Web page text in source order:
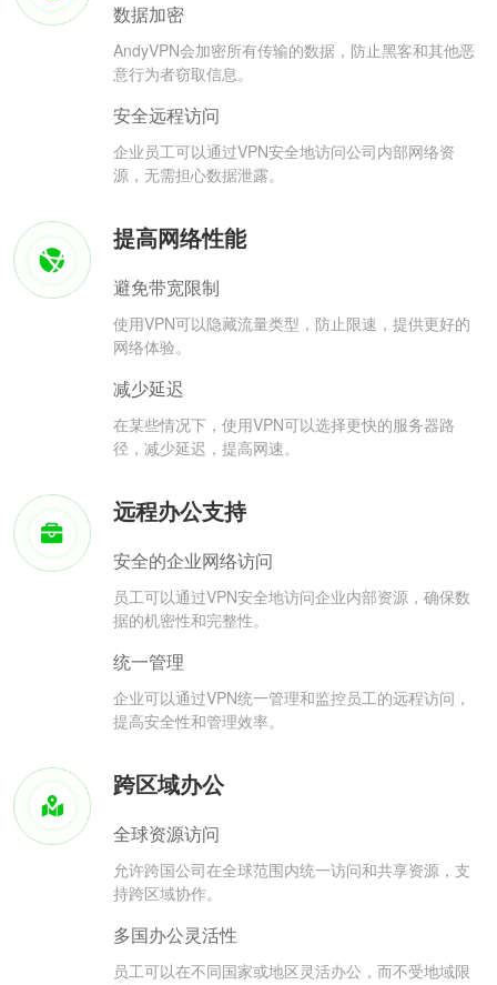
数据加密
AndyVPN会加密所有传输的数据，防止黑客和其他恶
意行为者窃取信息。
安全远程访问
企业员工可以通过VPN安全地访问公司内部网络资
源，无需担心数据泄露。
提高网络性能
避免带宽限制
使用VPN可以隐藏流量类型，防止限速，提供更好的
网络体验。
减少延迟
在某些情况下，使用VPN可以选择更快的服务器路
径，减少延迟，提高网速。
远程办公支持
安全的企业网络访问
员工可以通过VPN安全地访问企业内部资源，确保数
据的机密性和完整性。
统一管理
企业可以通过VPN统一管理和监控员工的远程访问，
提高安全性和管理效率。
跨区域办公
全球资源访问
允许跨国公司在全球范围内统一访问和共享资源，支
持跨区域协作。
多国办公灵活性
员工可以在不同国家或地区灵活办公，而不受地域限